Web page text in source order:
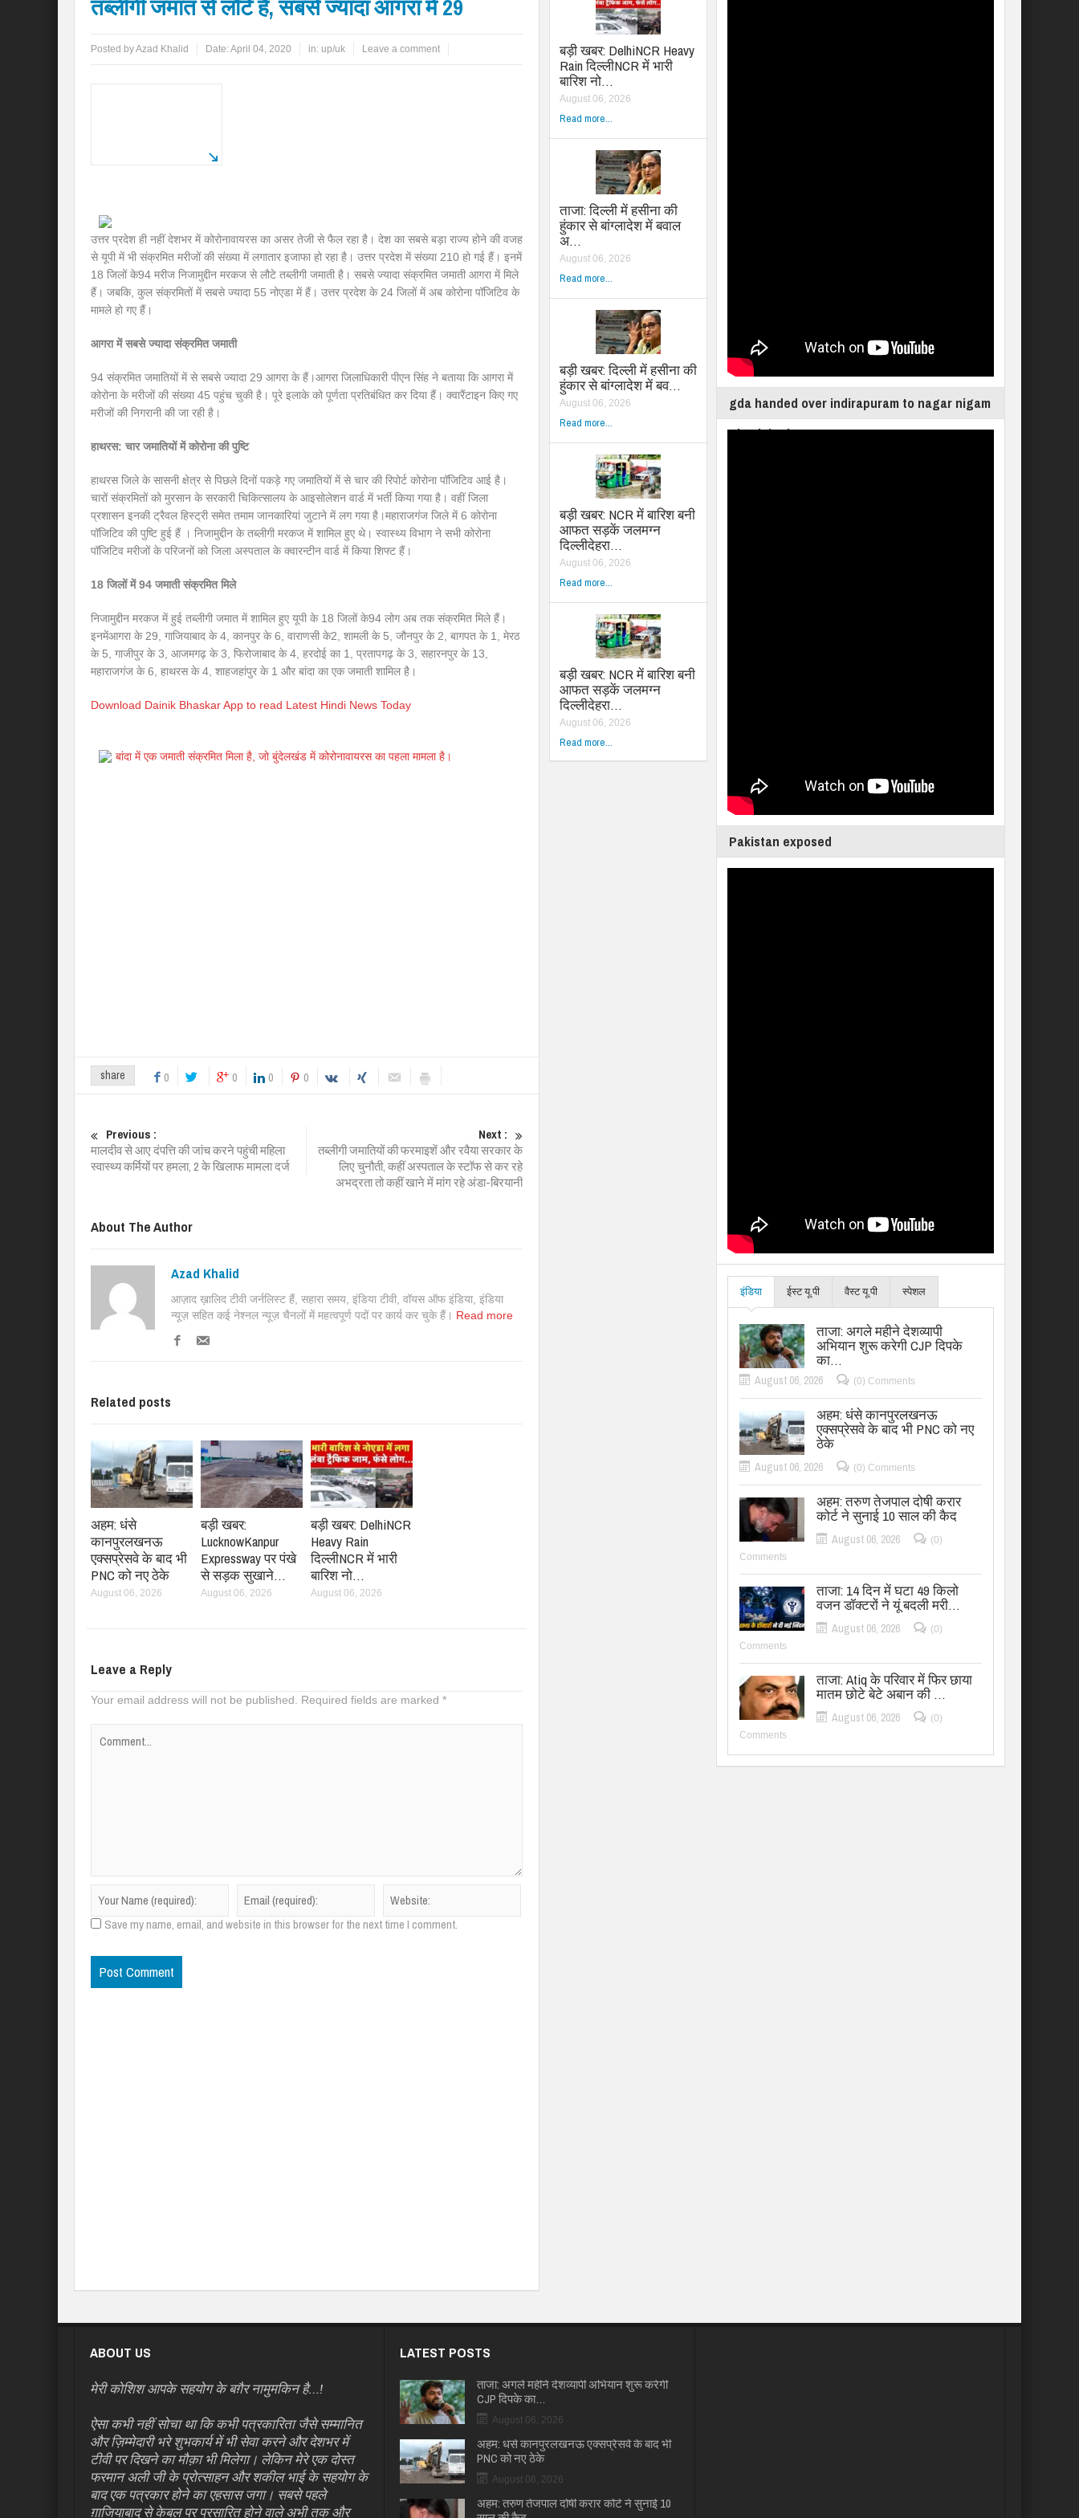
तब्लीगी जमात से लौटे हैं, सबसे ज्यादा आगरा में 29
Posted byAzad Khalid Date:April 04, 2020 in: up/uk Leave a comment
उत्तर प्रदेश ही नहीं देशभर में कोरोनावायरस का असर तेजी से फैल रहा है। देश का सबसे बड़ा राज्य होने की वजह
से यूपी में भी संक्रमित मरीजों की संख्या में लगातार इजाफा हो रहा है। उत्तर प्रदेश में संख्या 210 हो गई हैं। इनमें
18 जिलों के94 मरीज निजामुद्दीन मरकज से लौटे तब्लीगी जमाती है। सबसे ज्यादा संक्रमित जमाती आगरा में मिले
हैं। जबकि, कुल संक्रमितों में सबसे ज्यादा 55 नोएडा में हैं। उत्तर प्रदेश के 24 जिलों में अब कोरोना पॉजिटिव के
मामले हो गए हैं।
आगरा में सबसे ज्यादा संक्रमित जमाती
94 संक्रमित जमातियों में से सबसे ज्यादा 29 आगरा के हैं।आगरा जिलाधिकारी पीएन सिंह ने बताया कि आगरा में
कोरोना के मरीजों की संख्या 45 पहुंच चुकी है। पूरे इलाके को पूर्णता प्रतिबंधित कर दिया हैं। क्वारैंटाइन किए गए
मरीजों की निगरानी की जा रही है।
हाथरस: चार जमातियों में कोरोना की पुष्टि
हाथरस जिले के सासनी क्षेत्र से पिछले दिनों पकड़े गए जमातियों में से चार की रिपोर्ट कोरोना पॉजिटिव आई है।
चारों संक्रमितों को मुरसान के सरकारी चिकित्सालय के आइसोलेशन वार्ड में भर्ती किया गया है। वहीं जिला
प्रशासन इनकी ट्रैवल हिस्ट्री समेत तमाम जानकारियां जुटाने में लग गया है।महाराजगंज जिले में 6 कोरोना
पॉजिटिव की पुष्टि हुई हैं । निजामुद्दीन के तब्लीगी मरकज में शामिल हुए थे। स्वास्थ्य विभाग ने सभी कोरोना
पॉजिटिव मरीजों के परिजनों को जिला अस्पताल के क्वारन्टीन वार्ड में किया शिफ्ट हैं।
18 जिलों में 94 जमाती संक्रमित मिले
निजामुद्दीन मरकज में हुई तब्लीगी जमात में शामिल हुए यूपी के 18 जिलों के94 लोग अब तक संक्रमित मिले हैं।
इनमेंआगरा के 29, गाजियाबाद के 4, कानपुर के 6, वाराणसी के2, शामली के 5, जौनपुर के 2, बागपत के 1, मेरठ
के 5, गाजीपुर के 3, आजमगढ़ के 3, फिरोजाबाद के 4, हरदोई का 1, प्रतापगढ़ के 3, सहारनपुर के 13,
महाराजगंज के 6, हाथरस के 4, शाहजहांपुर के 1 और बांदा का एक जमाती शामिल है।
Download Dainik Bhaskar App to read Latest Hindi News Today
बांदा में एक जमाती संक्रमित मिला है, जो बुंदेलखंड में कोरोनावायरस का पहला मामला है।
share 0 0 0 0
Previous :
मालदीव से आए दंपत्ति की जांच करने पहुंची महिला
स्वास्थ्य कर्मियों पर हमला, 2 के खिलाफ मामला दर्ज
Next :
तब्लीगी जमातियों की फरमाइशें और रवैया सरकार के
लिए चुनौती, कहीं अस्पताल के स्टॉफ से कर रहे
अभद्रता तो कहीं खाने में मांग रहे अंडा-बिरयानी
About The Author
Azad Khalid
आज़ाद ख़ालिद टीवी जर्नलिस्ट हैं, सहारा समय, इंडिया टीवी, वॉयस ऑफ इंडिया, इंडिया
न्यूज़ सहित कई नेश्नल न्यूज़ चैनलों में महत्वपूर्ण पदों पर कार्य कर चुके हैं। Read more
Related posts
अहम: धंसे
कानपुरलखनऊ
एक्सप्रेसवे के बाद भी
PNC को नए ठेके
August 06, 2026
बड़ी खबर:
LucknowKanpur
Expressway पर पंखे
से सड़क सुखाने…
August 06, 2026
बड़ी खबर: DelhiNCR
Heavy Rain
दिल्लीNCR में भारी
बारिश नो…
August 06, 2026
Leave a Reply
Your email address will not be published. Required fields are marked *
Save my name, email, and website in this browser for the next time I comment.
बड़ी खबर: DelhiNCR Heavy
Rain दिल्लीNCR में भारी
बारिश नो…
August 06, 2026
Read more...
ताजा: दिल्ली में हसीना की
हुंकार से बांग्लादेश में बवाल
अ…
August 06, 2026
Read more...
बड़ी खबर: दिल्ली में हसीना की
हुंकार से बांग्लादेश में बव…
August 06, 2026
Read more...
बड़ी खबर: NCR में बारिश बनी
आफत सड़कें जलमग्न
दिल्लीदेहरा…
August 06, 2026
Read more...
बड़ी खबर: NCR में बारिश बनी
आफत सड़कें जलमग्न
दिल्लीदेहरा…
August 06, 2026
Read more...
gda handed over indirapuram to nagar nigam
ghaziabad
Pakistan exposed
इंडिया ईस्ट यू.पी वैस्ट यू.पी स्पेशल
ताजा: अगले महीने देशव्यापी
अभियान शुरू करेगी CJP दिपके
का…
August 06, 2026 (0) Comments
अहम: धंसे कानपुरलखनऊ
एक्सप्रेसवे के बाद भी PNC को नए
ठेके
August 06, 2026 (0) Comments
अहम: तरुण तेजपाल दोषी करार
कोर्ट ने सुनाई 10 साल की कैद
August 06, 2026
(0)
Comments
ताजा: 14 दिन में घटा 49 किलो
वजन डॉक्टरों ने यूं बदली मरी…
August 06, 2026
(0)
Comments
ताजा: Atiq के परिवार में फिर छाया
मातम छोटे बेटे अबान की …
August 06, 2026
(0)
Comments
ABOUT US
मेरी कोशिश आपके सहयोग के बग़ैर नामुमकिन है…!
ऐसा कभी नहीं सोचा था कि कभी पत्रकारिता जैसे सम्मानित
और ज़िम्मेदारी भरे शुभकार्य में भी सेवा करने और देशभर में
टीवी पर दिखने का मौक़ा भी मिलेगा। लेकिन मेरे एक दोस्त
फरमान अली जी के प्रोत्साहन और शकील भाई के सहयोग के
बाद एक पत्रकार होने का एहसास जगा। सबसे पहले
ग़ाजियाबाद से केबल पर प्रसारित होने वाले अभी तक और
LATEST POSTS
ताजा: अगले महीने देशव्यापी अभियान शुरू करेगी
CJP दिपके का…
August 06, 2026
अहम: धंसे कानपुरलखनऊ एक्सप्रेसवे के बाद भी
PNC को नए ठेके
August 06, 2026
अहम: तरुण तेजपाल दोषी करार कोर्ट ने सुनाई 10